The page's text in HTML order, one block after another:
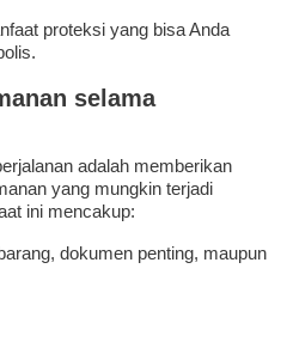
proteksi yang bisa Anda
selama
adalah memberikan
yang mungkin terjadi
ini mencakup:
dokumen penting, maupun